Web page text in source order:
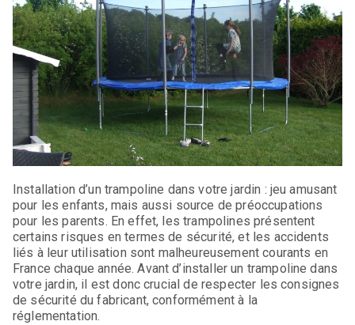
Installation d’un trampoline dans votre jardin : jeu amusant
pour les enfants, mais aussi source de préoccupations
pour les parents. En effet, les trampolines présentent
certains risques en termes de sécurité, et les accidents
liés à leur utilisation sont malheureusement courants en
France chaque année. Avant d’installer un trampoline dans
votre jardin, il est donc crucial de respecter les consignes
de sécurité du fabricant, conformément à la
réglementation.